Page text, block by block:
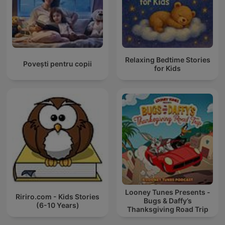
Povești pentru copii
Relaxing Bedtime Stories
for Kids
Ririro.com - Kids Stories
(6-10 Years)
Looney Tunes Presents -
Bugs & Daffy’s
Thanksgiving Road Trip